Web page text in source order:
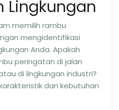
Lingkungan
memilih rambu
mengidentifikasi
Anda. Apakah
peringatan di jalan
di lingkungan industri?
dan kebutuhan